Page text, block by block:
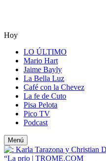
Hoy
LO ÚLTIMO
Mario Hart
Jaime Bayly
La Bella Luz
Café con la Chevez
La fe de Cuto
Pisa Pelota
Pico TV
Podcast
Menú